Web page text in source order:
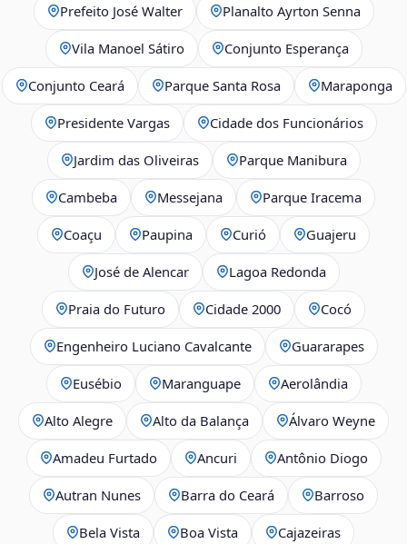
Prefeito José Walter Planalto Ayrton Senna
Vila Manoel Sátiro Conjunto Esperança
Conjunto Ceará Parque Santa Rosa Maraponga
Presidente Vargas Cidade dos Funcionários
Jardim das Oliveiras Parque Manibura
Cambeba Messejana Parque Iracema
Coaçu Paupina Curió Guajeru
José de Alencar Lagoa Redonda
Praia do Futuro Cidade 2000 Cocó
Engenheiro Luciano Cavalcante Guararapes
Eusébio Maranguape Aerolândia
Alto Alegre Alto da Balança Álvaro Weyne
Amadeu Furtado Ancuri Antônio Diogo
Autran Nunes Barra do Ceará Barroso
Bela Vista Boa Vista Cajazeiras